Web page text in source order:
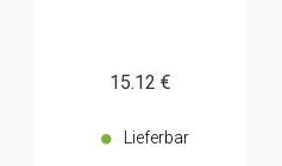
15.12 €
Lieferbar